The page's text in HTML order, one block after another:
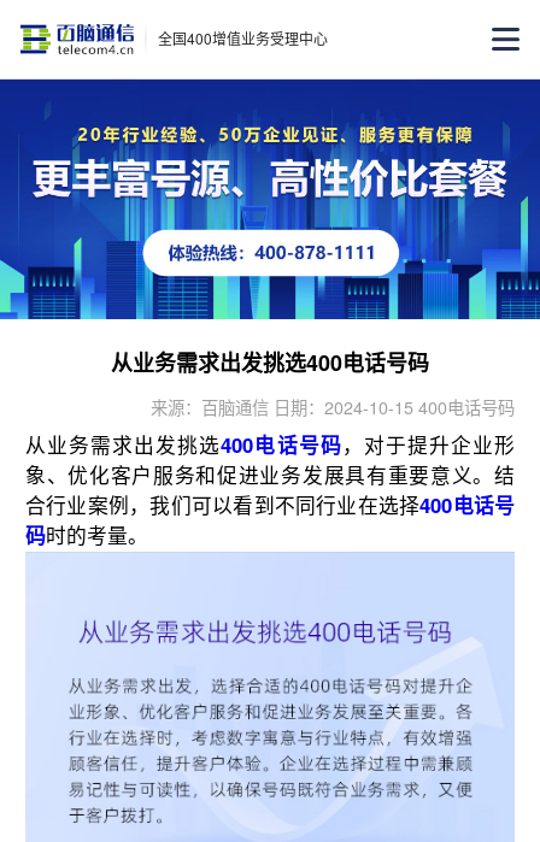
全国400增值业务受理中心
从业务需求出发挑选400电话号码
来源：百脑通信 日期：2024-10-15 400电话号码
从业务需求出发挑选400电话号码，对于提升企业形
象、优化客户服务和促进业务发展具有重要意义。结
合行业案例，我们可以看到不同行业在选择400电话号
码时的考量。